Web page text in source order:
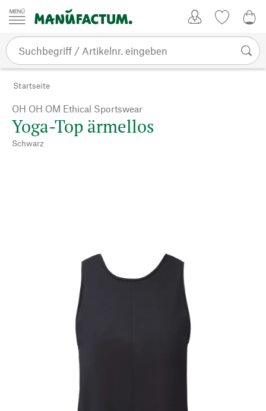
Zum Inhalt springen
Startseite
OH OH OM Ethical Sportswear
Yoga-Top ärmellos
Schwarz